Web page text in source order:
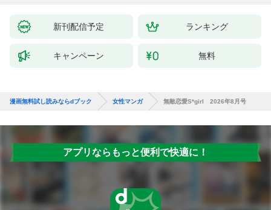
新刊配信予定 ランキング
キャンペーン 無料
漫画無料試し読みならdブック 女性マンガ 無敵恋愛S*girl 2026年8月号
アプリならもっと便利で快適に！